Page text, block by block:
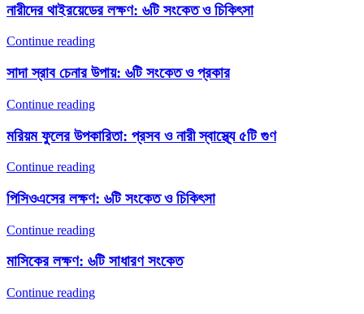
নারীদের থাইরয়েডের লক্ষণ: ৬টি সংকেত ও চিকিৎসা
Continue reading
সাদা স্রাব চেনার উপায়: ৬টি সংকেত ও প্রকার
Continue reading
মরিয়ম ফুলের উপকারিতা: প্রসব ও নারী স্বাস্থ্যে ৫টি গুণ
Continue reading
পিসিওএসের লক্ষণ: ৬টি সংকেত ও চিকিৎসা
Continue reading
মাসিকের লক্ষণ: ৬টি সাধারণ সংকেত
Continue reading